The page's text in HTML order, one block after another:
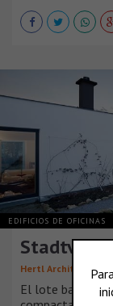
EDIFICIOS DE OFICINAS
Stadtvilla
Hertl Architekten
El lote baldío